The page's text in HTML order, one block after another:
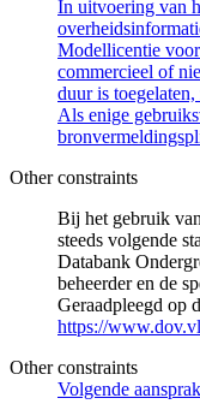
In uitvoering van
Modellicentie
commercieel of
duur is
Als enige
Other constraints
Bij het gebruik
steeds volgende
Databank
beheerder en de
Geraadpleegd op
https://
Other constraints
Volgende